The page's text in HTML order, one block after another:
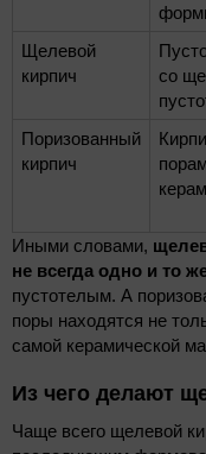
Щелевой
кирпич
со
Поризованный
кирпич
Иными словами,
не всегда одно и то
пустотелым. А
поры находятся не
самой керамической
Из чего делают
Чаще всего щелевой